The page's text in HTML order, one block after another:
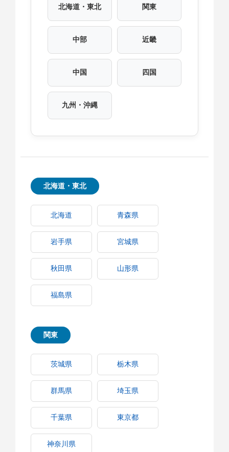
北海道・東北 関東
中部 近畿
中国 四国
九州・沖縄
北海道・東北
北海道 青森県
岩手県 宮城県
秋田県 山形県
福島県
関東
茨城県 栃木県
群馬県 埼玉県
千葉県 東京都
神奈川県